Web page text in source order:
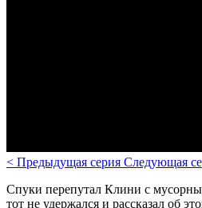
< Предыдущая серия Следующая
Спуки перепутал Клини с
тот не удержался и рассказал об